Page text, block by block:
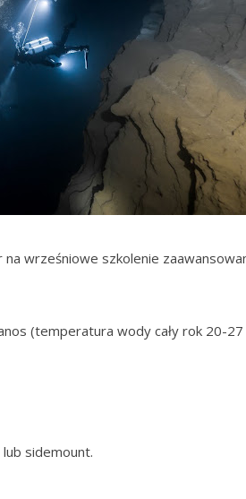
wrześniowe szkolenie
(temperatura wody cały rok 20-
sidemount.